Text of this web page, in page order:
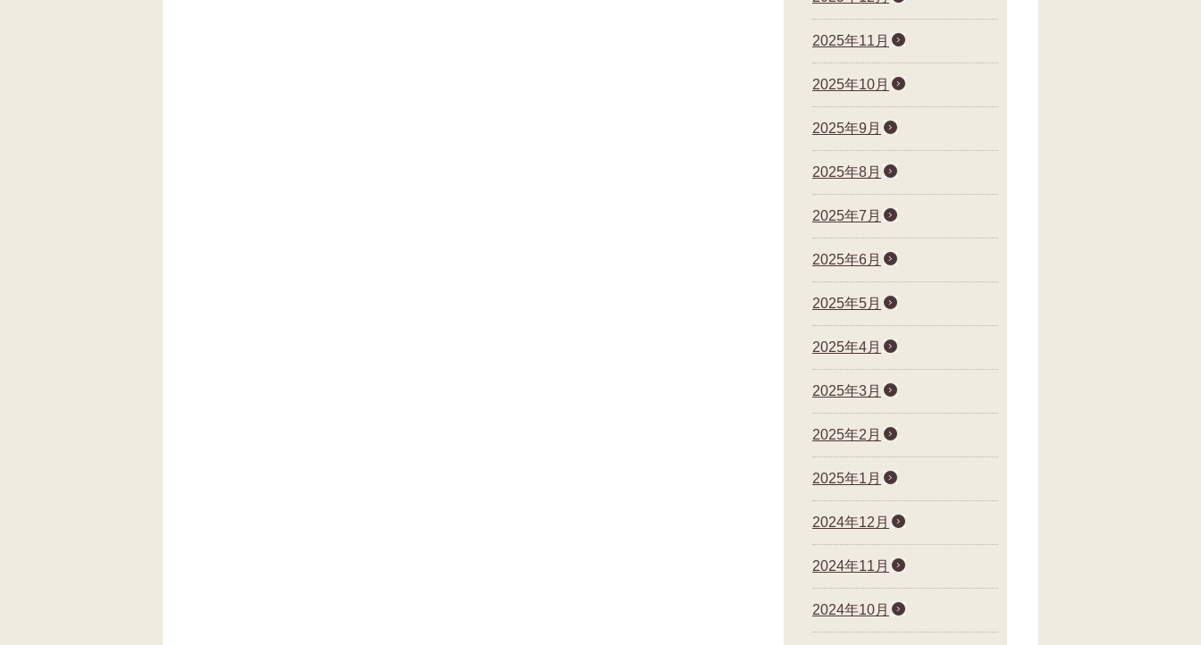
2025年11月
2025年10月
2025年9月
2025年8月
2025年7月
2025年6月
2025年5月
2025年4月
2025年3月
2025年2月
2025年1月
2024年12月
2024年11月
2024年10月